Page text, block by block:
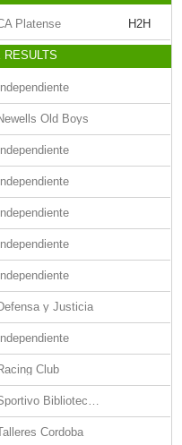
Platense H2H
RESULTS
Independiente
Old Boys
Independiente
Independiente
Independiente
Independiente
Independiente
y Justicia
Independiente
Club
Sportivo Biblioteca Atenas
Cordoba